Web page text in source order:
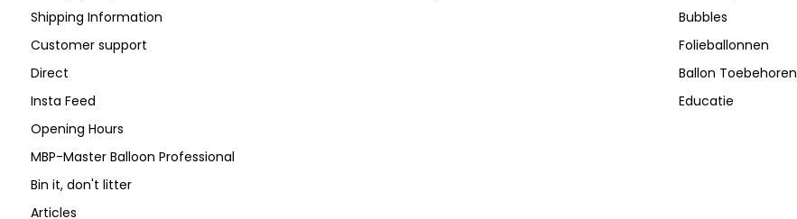
Shipping Information
Customer support
Direct
Insta Feed
Opening Hours
MBP-Master Balloon Professional
Bin it, don't litter
Articles
Bubbles
Folieballonnen
Ballon Toebehoren
Educatie